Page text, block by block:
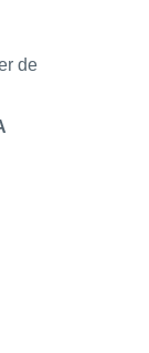
de